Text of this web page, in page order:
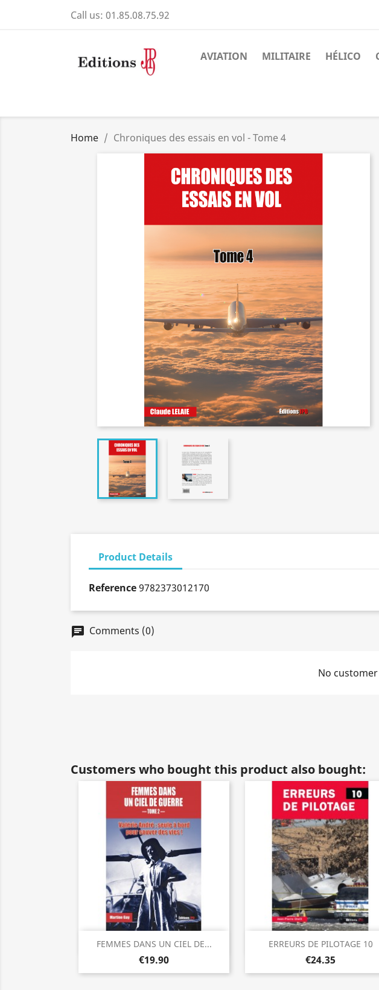
Call us: 01.85.08.75.92
AVIATION MILITAIRE HÉLICO
Home Chroniques des essais en vol - Tome 4
Product Details
Reference9782373012170
chat Comments (0)
No
Customers who bought this product also bought:
FEMMES DANS UN CIEL DE...
€19.90
Quick view ERREURS DE PILOTAGE 10
€24.35
Quick view